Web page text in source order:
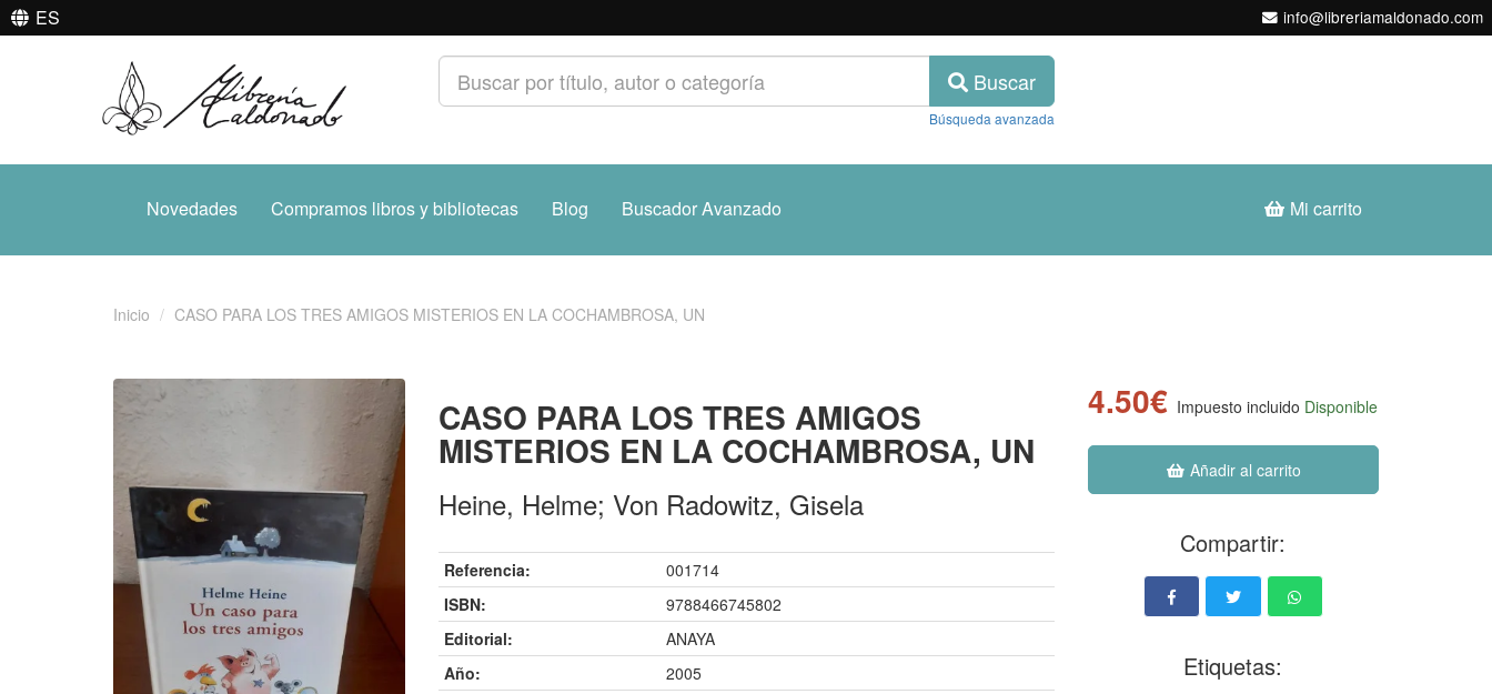
ES info@libreriamaldonado.com
Buscar
Búsqueda avanzada
Novedades Compramos libros y bibliotecas Blog Buscador Avanzado Mi carrito
Inicio CASO PARA LOS TRES AMIGOS MISTERIOS EN LA COCHAMBROSA, UN
CASO PARA LOS TRES AMIGOS
MISTERIOS EN LA COCHAMBROSA, UN
Heine, Helme; Von Radowitz, Gisela
Referencia:
001714
ISBN:
9788466745802
Editorial:
ANAYA
Año:
2005
4.50€ Impuesto incluido Disponible
Añadir al carrito
Compartir:
Etiquetas: